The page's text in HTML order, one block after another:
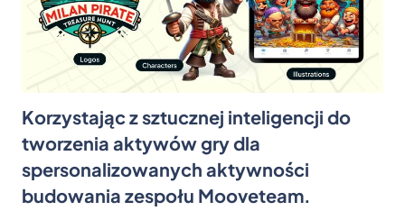
Korzystając z sztucznej inteligencji do
tworzenia aktywów gry dla
spersonalizowanych aktywności
budowania zespołu Mooveteam.